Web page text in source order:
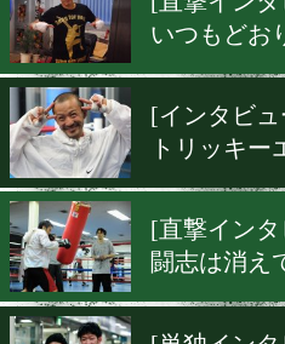
[動画・
ー
俺以外
[単独イ
左を制
[直撃